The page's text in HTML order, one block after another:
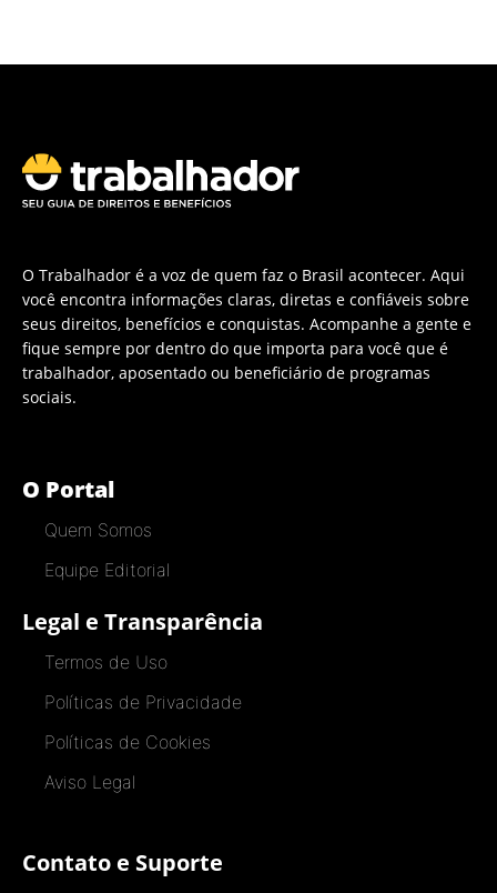
O Trabalhador é a voz de quem faz o Brasil acontecer. Aqui
você encontra informações claras, diretas e confiáveis sobre
seus direitos, benefícios e conquistas. Acompanhe a gente e
fique sempre por dentro do que importa para você que é
trabalhador, aposentado ou beneficiário de programas
sociais.
O Portal
Quem Somos
Equipe Editorial
Legal e Transparência
Termos de Uso
Políticas de Privacidade
Políticas de Cookies
Aviso Legal
Contato e Suporte